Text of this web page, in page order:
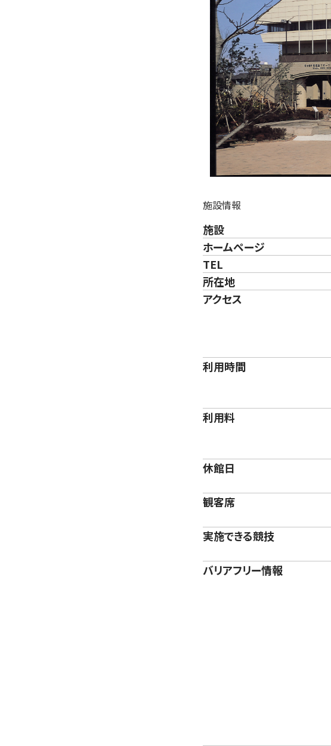
施設情報
施設
ホームページ
TEL
所在地
アクセス
利用時間
利用料
休館日
観客席
実施できる競技
バリアフリー情報